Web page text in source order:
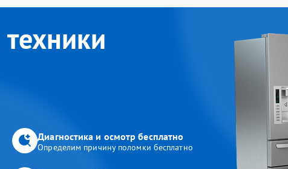
Диагностика и осмотр бесплатно
Определим причину поломки бесплатно